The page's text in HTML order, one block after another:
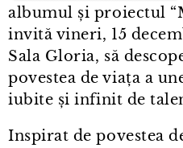
albumul și proiectul
invită vineri, 15
Sala Gloria, să
povestea de viața a
iubite și infinit de
Inspirat de povestea